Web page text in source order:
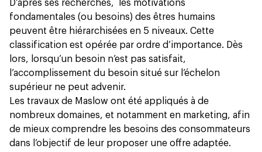
D’après ses recherches, les motivations
fondamentales (ou besoins) des êtres humains
peuvent être hiérarchisées en 5 niveaux. Cette
classification est opérée par ordre d’importance. Dès
lors, lorsqu’un besoin n’est pas satisfait,
l’accomplissement du besoin situé sur l’échelon
supérieur ne peut advenir.
Les travaux de Maslow ont été appliqués à de
nombreux domaines, et notamment en marketing, afin
de mieux comprendre les besoins des consommateurs
dans l’objectif de leur proposer une offre adaptée.